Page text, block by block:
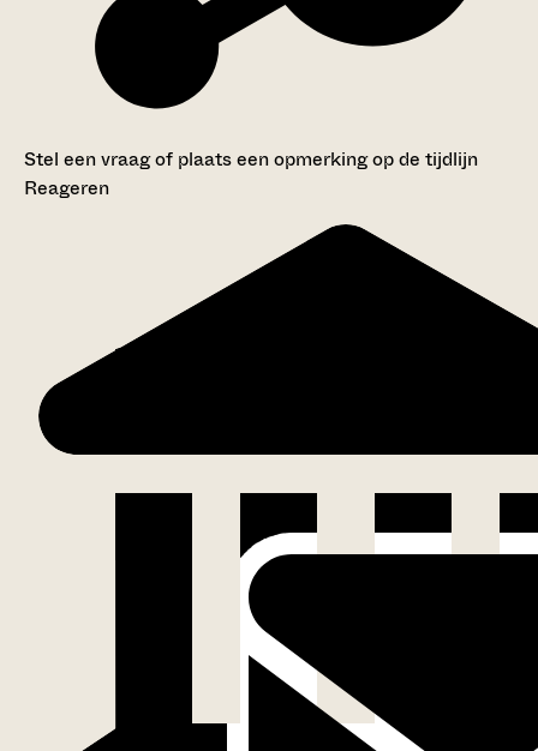
Stel een vraag of plaats een opmerking op de tijdlijn
Reageren